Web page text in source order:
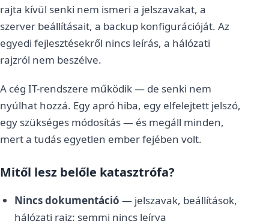
rajta kívül senki nem ismeri a jelszavakat, a
szerver beállításait, a backup konfigurációját. Az
egyedi fejlesztésekről nincs leírás, a hálózati
rajzról nem beszélve.
A cég IT-rendszere működik — de senki nem
nyúlhat hozzá. Egy apró hiba, egy elfelejtett jelszó,
egy szükséges módosítás — és megáll minden,
mert a tudás egyetlen ember fejében volt.
Mitől lesz belőle katasztrófa?
Nincs dokumentáció — jelszavak, beállítások,
hálózati rajz: semmi nincs leírva